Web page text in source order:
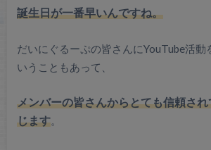
誕生日が一番早いんですね。
だいにぐるーぷの皆さんにYouTube活動
いうこともあって、
メンバーの皆さんからとても信頼さ
じます。